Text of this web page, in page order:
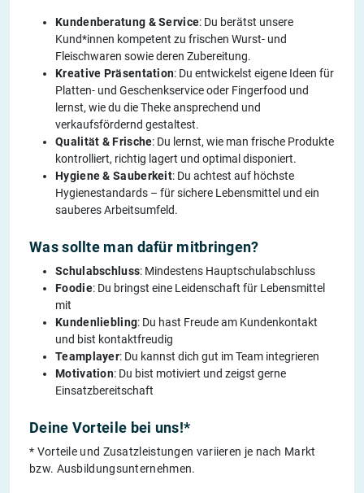
Kundenberatung & Service: Du berätst unsere
Kund*innen kompetent zu frischen Wurst- und
Fleischwaren sowie deren Zubereitung.
Kreative Präsentation: Du entwickelst eigene Ideen für
Platten- und Geschenkservice oder Fingerfood und
lernst, wie du die Theke ansprechend und
verkaufsfördernd gestaltest.
Qualität & Frische: Du lernst, wie man frische Produkte
kontrolliert, richtig lagert und optimal disponiert.
Hygiene & Sauberkeit: Du achtest auf höchste
Hygienestandards – für sichere Lebensmittel und ein
sauberes Arbeitsumfeld.
Was sollte man dafür mitbringen?
Schulabschluss: Mindestens Hauptschulabschluss
Foodie: Du bringst eine Leidenschaft für Lebensmittel
mit
Kundenliebling: Du hast Freude am Kundenkontakt
und bist kontaktfreudig
Teamplayer: Du kannst dich gut im Team integrieren
Motivation: Du bist motiviert und zeigst gerne
Einsatzbereitschaft
Deine Vorteile bei uns!*
* Vorteile und Zusatzleistungen variieren je nach Markt
bzw. Ausbildungsunternehmen.